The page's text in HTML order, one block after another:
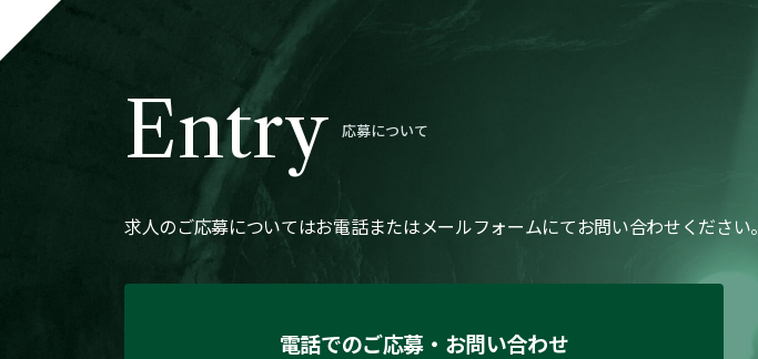
Entry 応募について
求人のご応募についてはお電話またはメールフォームにてお問い合わせください。
電話でのご応募・お問い合わせ